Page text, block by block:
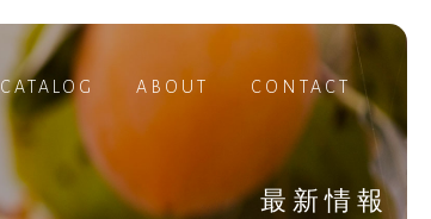
CATALOG ABOUT CONTACT
最新情報